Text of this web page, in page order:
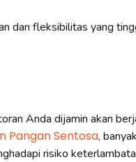
dan fleksibilitas yang
Anda dijamin akan
Pangan Sentosa,
risiko